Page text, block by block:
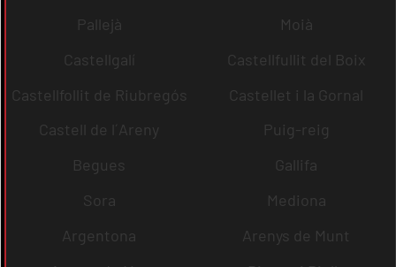
Pallejà
Moià
Castellgalí
Castellfullit del Boix
Castellfollit de Riubregós
Castellet i la Gornal
Castell de l´Areny
Puig-reig
Begues
Gallifa
Sora
Mediona
Argentona
Arenys de Munt